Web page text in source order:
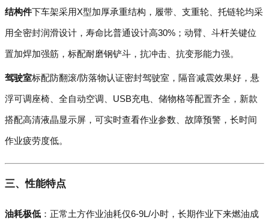
结构件下车架采用X型加厚承重结构，履带、支重轮、托链轮均采
用全密封润滑设计，寿命比普通设计高30%；动臂、斗杆关键位
置加焊加强筋，标配耐磨钢铲斗，抗冲击、抗变形能力强。
驾驶室标配防翻滚/防落物认证密封驾驶室，隔音减震效果好，悬
浮可调座椅、全自动空调、USB充电、储物格等配置齐全，新款
搭配高清液晶显示屏，可实时查看作业参数、故障预警，长时间
作业疲劳度低。
三、性能特点
油耗极低 ：正常土方作业油耗仅6-9L/小时，长期作业下来燃油成